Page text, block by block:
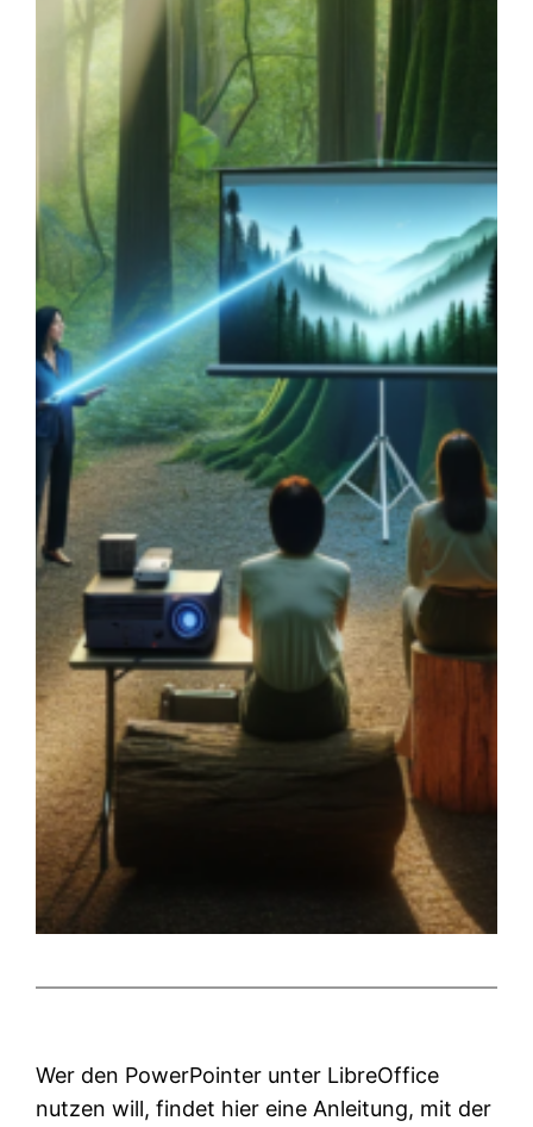
Wer den PowerPointer unter LibreOffice
nutzen will, findet hier eine Anleitung, mit der